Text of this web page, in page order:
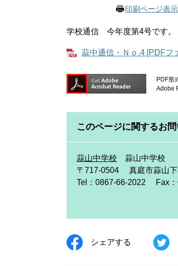
印刷ページ表示
学校通信 今年度第4号です。
蒜中通信・Ｎｏ.4 [PDFフ
PDF形
Adobe
このページに関するお
蒜山中学校
蒜山中学校
〒717-0504
真庭市蒜山
Tel：0867-66-2022
Fax
シェアする